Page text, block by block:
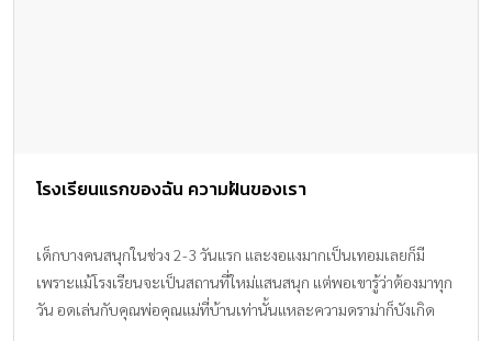
โรงเรียนแรกของฉัน ความฝันของเรา
เด็กบางคนสนุกในช่วง 2-3 วันแรก และงอแงมากเป็นเทอมเลยก็มี
เพราะแม้โรงเรียนจะเป็นสถานที่ใหม่แสนสนุก แต่พอเขารู้ว่าต้องมาทุก
วัน อดเล่นกับคุณพ่อคุณแม่ที่บ้านเท่านั้นแหละความดราม่าก็บังเกิด